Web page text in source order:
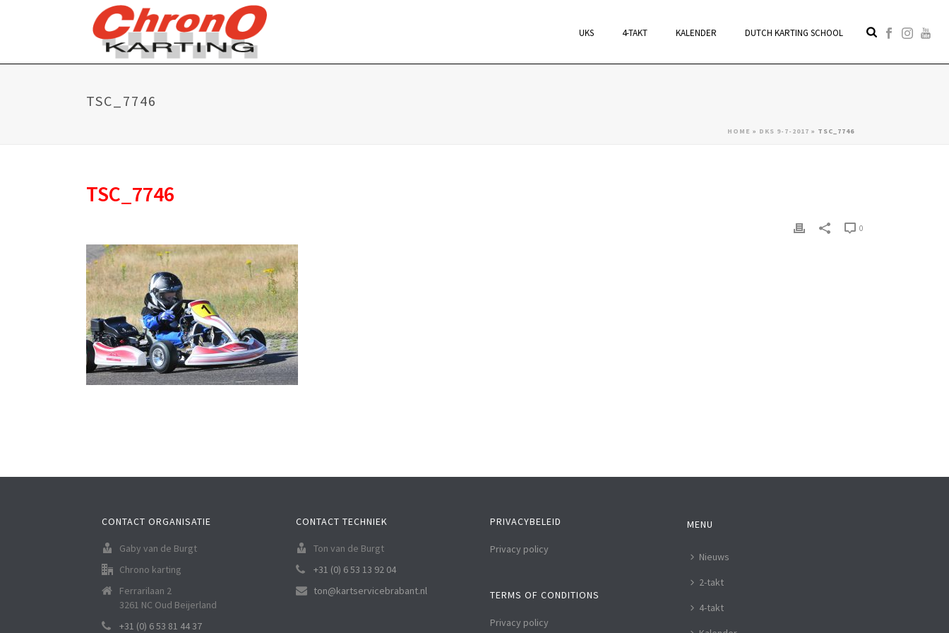
UKS 4-TAKT KALENDER DUTCH KARTING SCHOOL
TSC_7746
HOME » DKS 9-7-2017 » TSC_7746
TSC_7746
0
CONTACT ORGANISATIE
Gaby van de Burgt
Chrono karting
Ferrarilaan 2
3261 NC Oud Beijerland
+31 (0) 6 53 81 44 37
CONTACT TECHNIEK
Ton van de Burgt
+31 (0) 6 53 13 92 04
ton@kartservicebrabant.nl
PRIVACYBELEID
Privacy policy
TERMS OF CONDITIONS
Privacy policy
MENU
Nieuws
2-takt
4-takt